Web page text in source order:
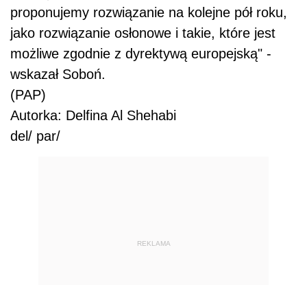
proponujemy rozwiązanie na kolejne pół roku,
jako rozwiązanie osłonowe i takie, które jest
możliwe zgodnie z dyrektywą europejską" -
wskazał Soboń.
(PAP)
Autorka: Delfina Al Shehabi
del/ par/
REKLAMA